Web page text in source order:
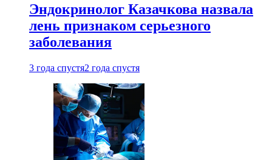
Эндокринолог Казачкова назвала
лень признаком серьезного
заболевания
3 года спустя2 года спустя